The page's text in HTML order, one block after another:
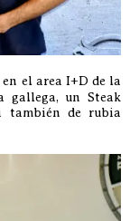
el area I+D de la
gallega, un Steak
también de rubia